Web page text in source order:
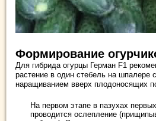
Формирование
Для гибрида огурцы Герман F1
растение в один стебель на шпалере
наращиванием вверх плодоносящих
На первом этапе в пазухах
проводится ослепление